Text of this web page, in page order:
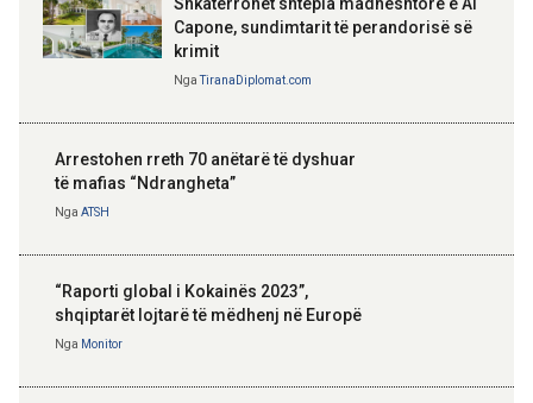
Capone, sundimtarit të perandorisë së
krimit
NgaTiranaDiplomat.com
Arrestohen rreth 70 anëtarë të dyshuar
të mafias “Ndrangheta”
Nga ATSH
“Raporti global i Kokainës 2023”,
shqiptarët lojtarë të mëdhenj në Europë
Nga Monitor